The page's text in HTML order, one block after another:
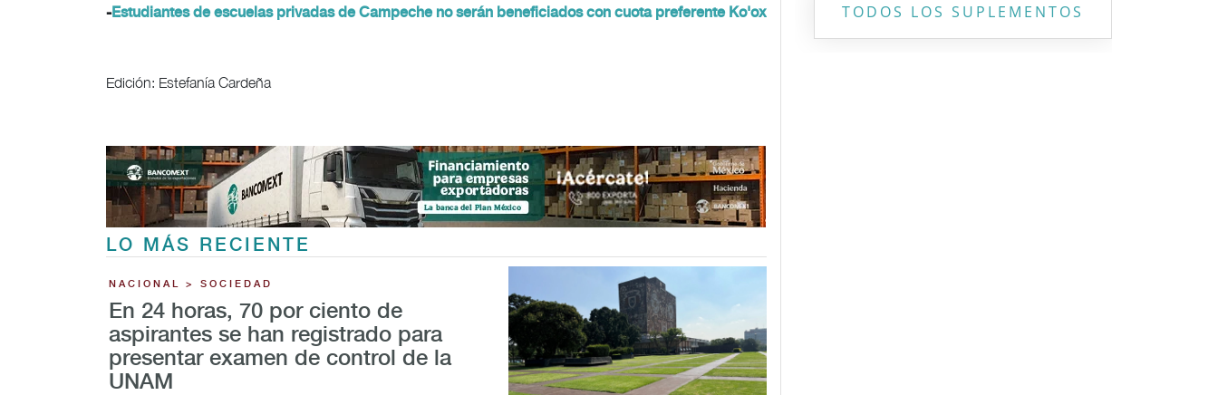
-Estudiantes de escuelas privadas de Campeche no serán beneficiados con cuota preferente Ko'ox
Edición: Estefanía Cardeña
LO MÁS RECIENTE
NACIONAL > SOCIEDAD
En 24 horas, 70 por ciento de
aspirantes se han registrado para
presentar examen de control de la
UNAM
TODOS LOS SUPLEMENTOS